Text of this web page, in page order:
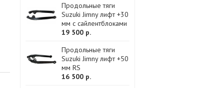
Продольные тяги
Suzuki Jimny лифт +30
мм с сайлентблоками
19 500 р.
Продольные тяги
Suzuki Jimny лифт +50
мм RS
16 500 р.